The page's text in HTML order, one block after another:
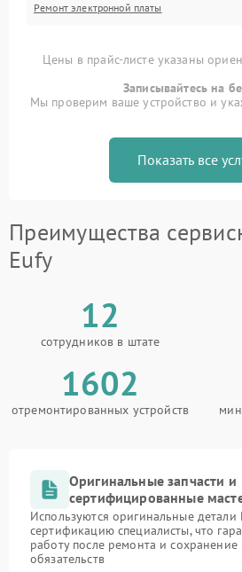
Ремонт электронной платы
Цены в прайс-листе указаны
Записывайтесь на
Мы проверим ваше устройство и
Показать все
Преимущества
Eufy
12
сотрудников в штате
1602
отремонтированных устройств
Оригинальные запчасти и
сертифицированные
Используются оригинальные
сертификацию специалисты, что
работу после ремонта и сохранение
обязательств